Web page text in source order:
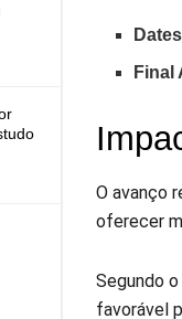
Final
O avanço
oferecer
Segundo
favorável